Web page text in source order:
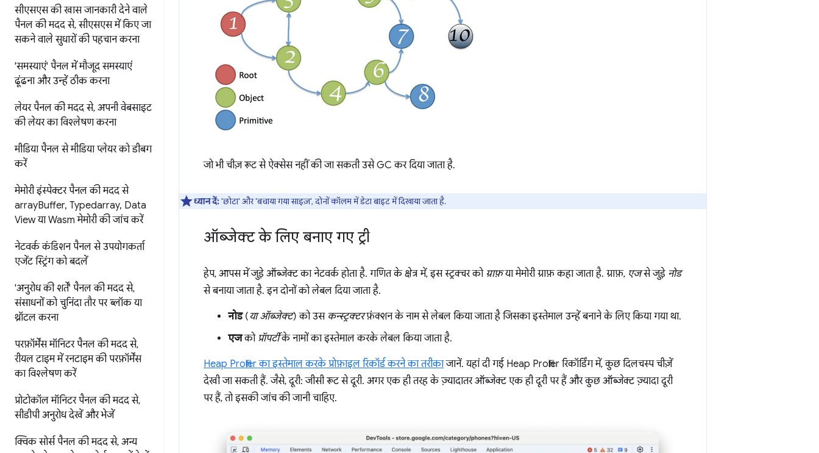
सीएसएस की खास जानकारी देने वाले
पैनल की मदद से,सीएसएस में किए जा
सकने वाले सुधारों की पहचान करना
'समस्याएं' पैनल में मौजूद समस्याएं
ढूंढना और उन्हें ठीक करना
लेयर पैनल की मदद से, अपनी वेबसाइट
की लेयर का विश्लेषण करना
मीडिया पैनल से मीडिया प्लेयर को डीबग
करें
मेमोरी इंस्पेक्टर पैनल की मदद से
arrayBuffer, Typedarray, Data
View या Wasm मेमोरी की जांच करें
नेटवर्क कंडिशन पैनल से उपयोगकर्ता
एजेंट स्ट्रिंग को बदलें
'अनुरोध की शर्तें' पैनल की मदद से,
संसाधनों को चुनिंदा तौर पर ब्लॉक या
थ्रॉटल करना
परफ़ॉर्मेंस मॉनिटर पैनल की मदद से,
रीयल टाइम में रनटाइम की परफ़ॉर्मेंस
का विश्लेषण करें
प्रोटोकॉल मॉनिटर पैनल की मदद से,
सीडीपी अनुरोध देखें और भेजें
क्विक सोर्स पैनल की मदद से, अन्य
जो भी चीज़ रूट से ऐक्सेस नहीं की जा सकती उसे GC कर दिया जाता है.
ध्यान दें:'छोटा' और 'बचाया गया साइज़', दोनों कॉलम में डेटा बाइट में दिखाया जाता है.
ऑब्जेक्ट के लिए बनाए गए ट्री
हेप, आपस में जुड़े ऑब्जेक्ट का नेटवर्क होता है. गणित के क्षेत्र में, इस स्ट्रक्चर को ग्राफ़या मेमोरी ग्राफ़ कहा जाता है. ग्राफ़, एजसे जुड़े नोड
से बनाया जाता है. इन दोनों को लेबल दिया जाता है.
नोड( या ऑब्जेक्ट) को उस कन्स्ट्रक्टरफ़ंक्शन के नाम से लेबल किया जाता है जिसका इस्तेमाल उन्हें बनाने के लिए किया गया था.
एजको प्रॉपर्टीके नामों का इस्तेमाल करके लेबल किया जाता है.
Heap Profiler का इस्तेमाल करके प्रोफ़ाइल रिकॉर्ड करने का तरीकाजानें. यहां दी गई Heap Profiler रिकॉर्डिंग में, कुछ दिलचस्प चीज़ें
देखी जा सकती हैं. जैसे, दूरी: जीसी रूट से दूरी. अगर एक ही तरह के ज़्यादातर ऑब्जेक्ट एक ही दूरी पर हैं और कुछ ऑब्जेक्ट ज़्यादा दूरी
पर हैं, तो इसकी जांच की जानी चाहिए.